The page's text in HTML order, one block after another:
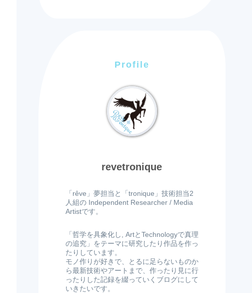
Profile
revetronique
「rêve」夢担当と「tronique」技術担当2
人組の Independent Researcher / Media
Artistです。
「哲学を具象化し, ArtとTechnologyで真理
の追究」をテーマに研究したり作品を作っ
たりしています。
モノ作りが好きで、とるに足らないものか
ら最新技術やアートまで、作ったり見に行
ったりした記録を綴っていくブログにして
いきたいです。